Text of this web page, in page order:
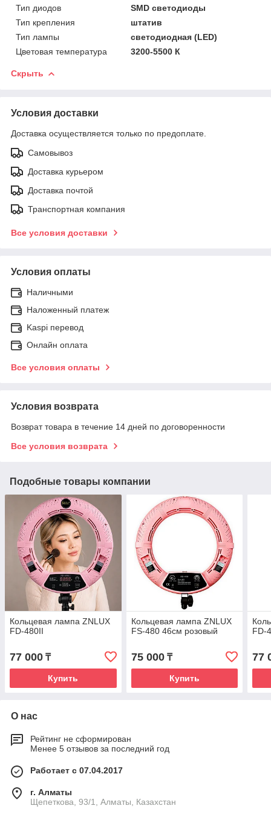
Тип диодов
SMD светодиоды
Тип крепления
штатив
Тип лампы
светодиодная (LED)
Цветовая температура
3200-5500 К
Скрыть
Условия доставки
Доставка осуществляется только по предоплате.
Самовывоз
Доставка курьером
Доставка почтой
Транспортная компания
Все условия доставки
Условия оплаты
Наличными
Наложенный платеж
Kaspi перевод
Онлайн оплата
Все условия оплаты
Условия возврата
Возврат товара в течение 14 дней по договоренности
Все условия возврата
Подобные товары компании
Кольцевая лампа ZNLUX
FD-480II
77 000 ₸
Купить
Кольцевая лампа ZNLUX
FS-480 46см розовый
75 000₸
Купить
FD-
77
О нас
Рейтинг не сформирован
Менее 5 отзывов за последний год
Работает с 07.04.2017
г. Алматы
Щепеткова, 93/1, Алматы, Казахстан